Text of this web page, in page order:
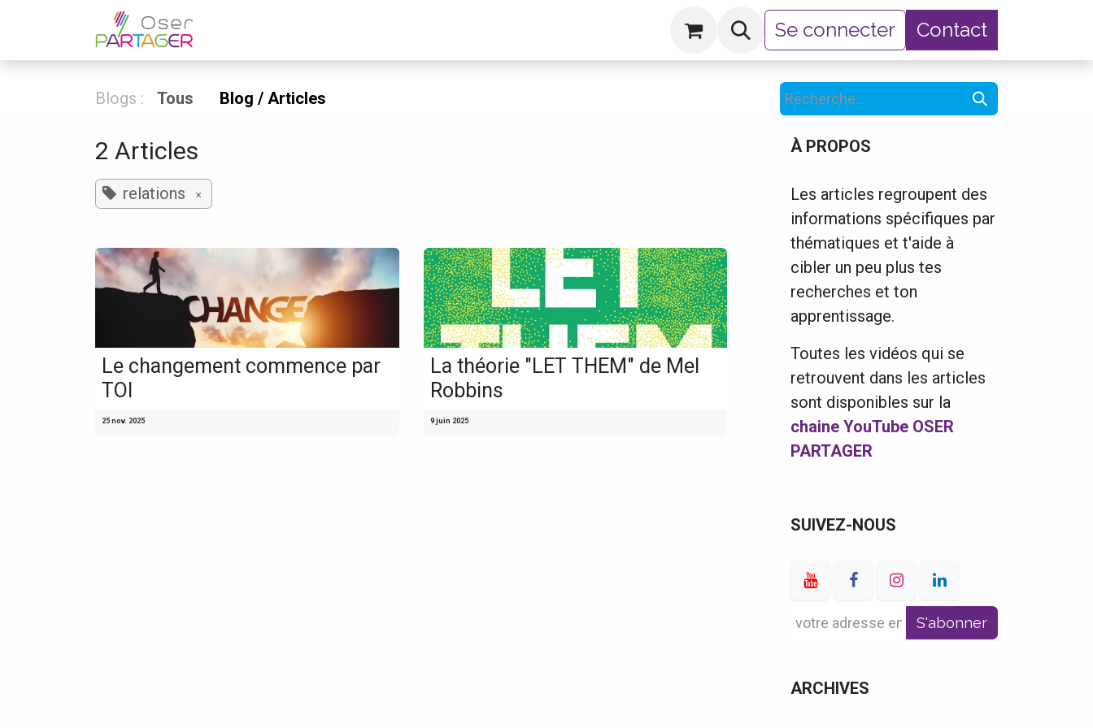
Se rendre au contenu
Blog Shop Se connecter Contact
Blogs : Tous Blog / Articles
2 Articles
relations ×
Le changement commence par
TOI
25 nov. 2025
La théorie "LET THEM" de Mel
Robbins
9 juin 2025
À PROPOS
Les articles regroupent des
informations spécifiques par
thématiques et t'aide à
cibler un peu plus tes
recherches et ton
apprentissage.
Toutes les vidéos qui se
retrouvent dans les articles
sont disponibles sur la
chaine YouTube OSER
PARTAGER
SUIVEZ-NOUS
S'abonner
ARCHIVES